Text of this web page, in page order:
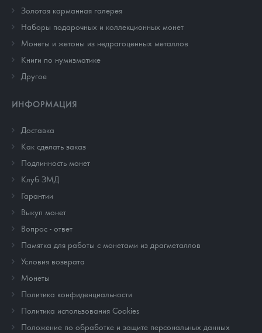
Золотая карманная галерея
Наборы подарочных и коллекционных монет
Монеты и жетоны из недрагоценных металлов
Книги по нумизматике
Другое
ИНФОРМАЦИЯ
Доставка
Как сделать заказ
Подлинность монет
Клуб ЗМД
Гарантии
Выкуп монет
Вопрос - ответ
Памятка для работы с монетами из драгметаллов
Условия возврата
Монеты
Политика конфиденциальности
Политика использования Cookies
Положение по обработке и защите персональных данных